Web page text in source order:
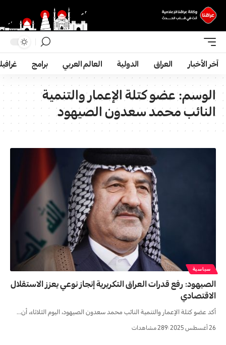
آخر الأخبار العراق الدولية العالم العربي برامج
الوسم:عضو كتلة الإعمار والتنمية
النائب محمد سعدون الصيهود
سياسية
الصيهود: رفع قدرات العراق التكريرية إنجاز نوعي يعزز الاستقلال
الاقتصادي
أكد عضو كتلة الإعمار والتنمية النائب محمد سعدون الصيهود، اليوم الثلاثاء، أن…
26 أغسطس 2025 289 مشاهدات